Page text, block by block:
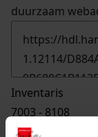
duurzaam
Inventaris
7003 - 8108